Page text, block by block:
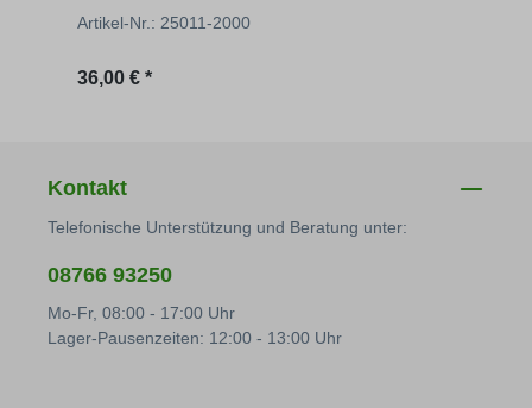
Artikel-Nr.: 25011-2000
Regulärer Preis:
36,00 € *
Kontakt
Telefonische Unterstützung und Beratung unter:
08766 93250
Mo-Fr, 08:00 - 17:00 Uhr
Lager-Pausenzeiten: 12:00 - 13:00 Uhr